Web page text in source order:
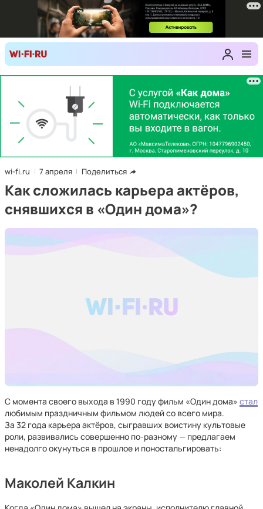
wi-fi.ru 7 апреля Поделиться
Как сложилась карьера актёров,
снявшихся в «Один дома»?
С момента своего выхода в 1990 году фильм «Один дома» стал
любимым праздничным фильмом людей со всего мира.
За 32 года карьера актёров, сыгравших воистину культовые
роли, развивались совершенно по-разному — предлагаем
ненадолго окунуться в прошлое и поностальгировать:
Маколей Калкин